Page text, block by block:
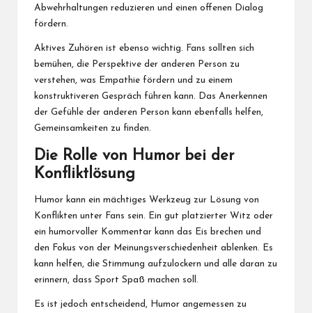
Abwehrhaltungen reduzieren und einen offenen Dialog
fördern.
Aktives Zuhören ist ebenso wichtig. Fans sollten sich
bemühen, die Perspektive der anderen Person zu
verstehen, was Empathie fördern und zu einem
konstruktiveren Gespräch führen kann. Das Anerkennen
der Gefühle der anderen Person kann ebenfalls helfen,
Gemeinsamkeiten zu finden.
Die Rolle von Humor bei der
Konfliktlösung
Humor kann ein mächtiges Werkzeug zur Lösung von
Konflikten unter Fans sein. Ein gut platzierter Witz oder
ein humorvoller Kommentar kann das Eis brechen und
den Fokus von der Meinungsverschiedenheit ablenken. Es
kann helfen, die Stimmung aufzulockern und alle daran zu
erinnern, dass Sport Spaß machen soll.
Es ist jedoch entscheidend, Humor angemessen zu